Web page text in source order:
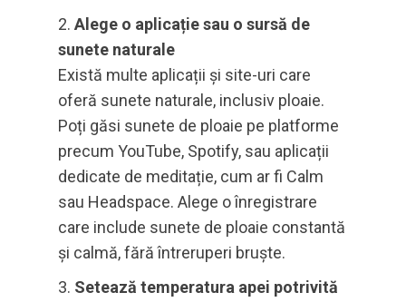
Alege o aplicație sau o sursă de
sunete naturale
Există multe aplicații și site-uri care
oferă sunete naturale, inclusiv ploaie.
Poți găsi sunete de ploaie pe platforme
precum YouTube, Spotify, sau aplicații
dedicate de meditație, cum ar fi Calm
sau Headspace. Alege o înregistrare
care include sunete de ploaie constantă
și calmă, fără întreruperi bruște.
Setează temperatura apei potrivită